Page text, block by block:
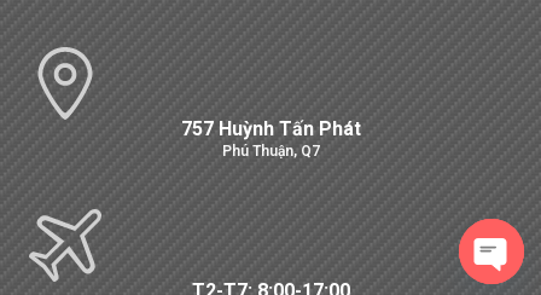
757 Huỳnh Tấn Phát
Phú Thuận, Q7